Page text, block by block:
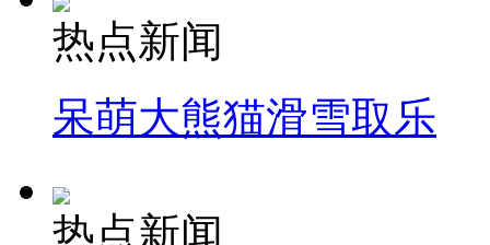
热点新闻
呆萌大熊猫滑雪取乐
热点新闻